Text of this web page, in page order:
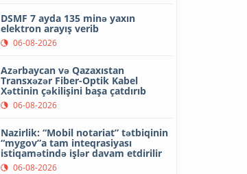
DSMF 7 ayda 135 minə yaxın
elektron arayış verib
06-08-2026
Azərbaycan və Qazaxıstan
Transxəzər Fiber-Optik Kabel
Xəttinin çəkilişini başa çatdırıb
06-08-2026
Nazirlik: “Mobil notariat” tətbiqinin
“mygov”a tam inteqrasiyası
istiqamətində işlər davam etdirilir
06-08-2026